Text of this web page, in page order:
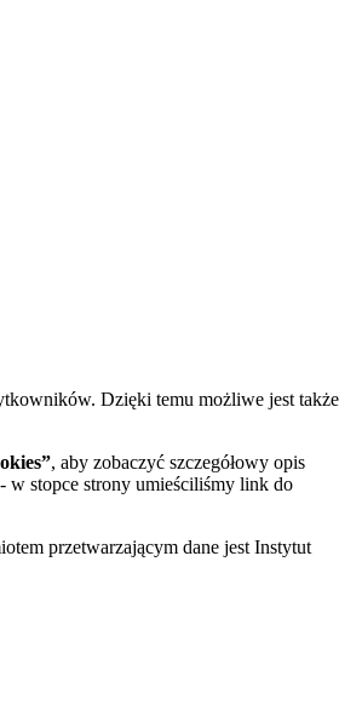
Dzięki temu możliwe jest także
, aby zobaczyć szczegółowy opis
w stopce strony umieściliśmy link do
przetwarzającym dane jest Instytut